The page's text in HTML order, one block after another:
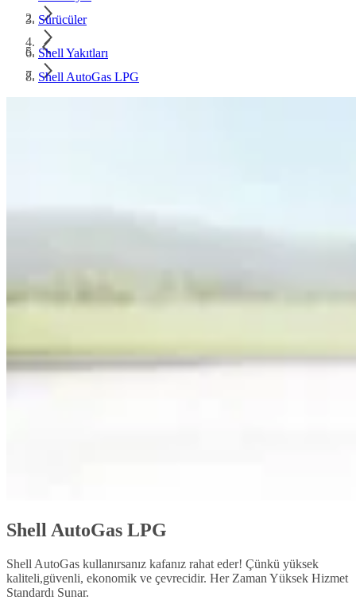
Sürücüler
Shell Yakıtları
Shell AutoGas LPG
Shell AutoGas LPG
Shell AutoGas kullanırsanız kafanız rahat eder! Çünkü yüksek
kaliteli,güvenli, ekonomik ve çevrecidir. Her Zaman Yüksek Hizmet
Standardı Sunar.